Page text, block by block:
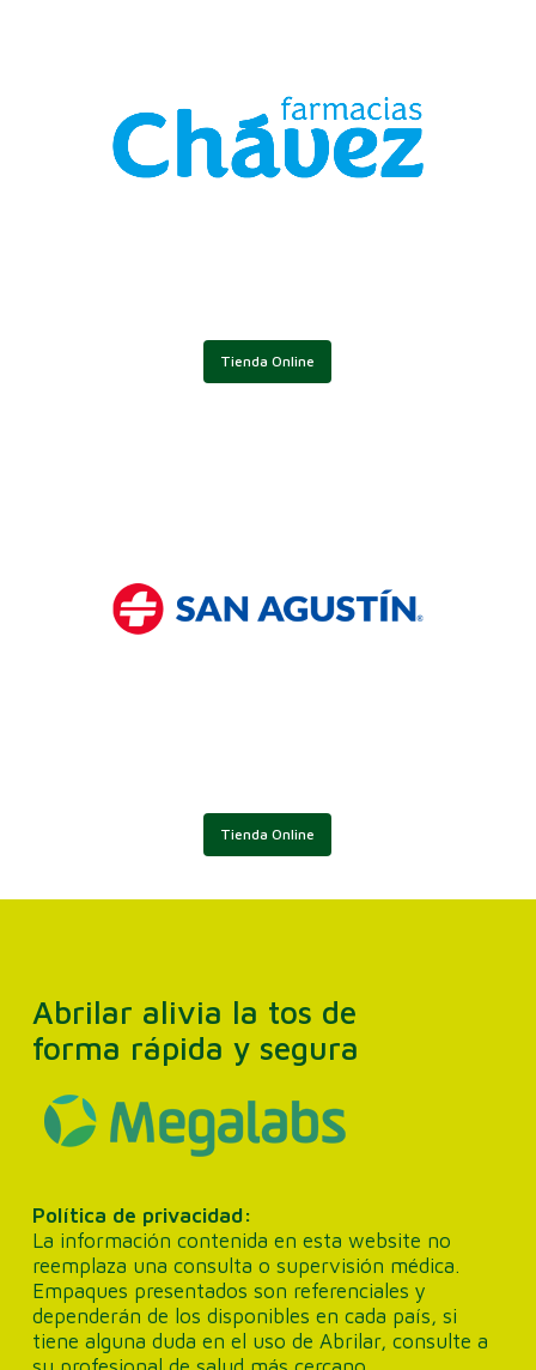
Tienda Online
Tienda Online
Abrilar alivia la tos de
forma rápida y segura
Política de privacidad:
La información contenida en esta website no
reemplaza una consulta o supervisión médica.
Empaques presentados son referenciales y
dependerán de los disponibles en cada país, si
tiene alguna duda en el uso de Abrilar, consulte a